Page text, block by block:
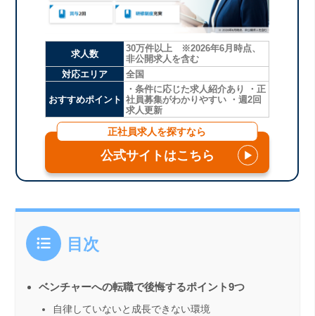
求人数
30万件以上 ※2026年6月時点、
非公開求人を含む
対応エリア
全国
おすすめポイント
・条件に応じた求人紹介あり ・正
社員募集がわかりやすい ・週2回
求人更新
正社員求人を探すなら
公式サイトはこちら ▶
目次
ベンチャーへの転職で後悔するポイント9つ
自律していないと成長できない環境